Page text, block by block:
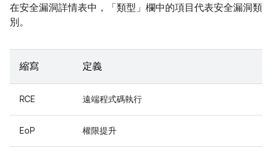
在安全漏洞詳情表中，「類型」 欄中的項目代表安全漏洞類
別。
縮寫 定義
RCE 遠端程式碼執行
EoP 權限提升